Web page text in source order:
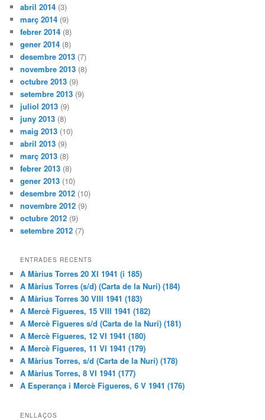
abril 2014 (3)
març 2014 (9)
febrer 2014 (8)
gener 2014 (8)
desembre 2013 (7)
novembre 2013 (8)
octubre 2013 (9)
setembre 2013 (9)
juliol 2013 (9)
juny 2013 (8)
maig 2013 (10)
abril 2013 (9)
març 2013 (8)
febrer 2013 (8)
gener 2013 (10)
desembre 2012 (10)
novembre 2012 (9)
octubre 2012 (9)
setembre 2012 (7)
ENTRADES RECENTS
A Màrius Torres 20 XI 1941 (i 185)
A Màrius Torres (s/d) (Carta de la Nuri) (184)
A Màrius Torres 30 VIII 1941 (183)
A Mercè Figueres, 15 VIII 1941 (182)
A Mercè Figueres s/d (Carta de la Nuri) (181)
A Mercè Figueres, 12 VI 1941 (180)
A Mercè Figueres, 11 VI 1941 (179)
A Màrius Torres, s/d (Carta de la Nuri) (178)
A Màrius Torres, 8 VI 1941 (177)
A Esperança i Mercè Figueres, 6 V 1941 (176)
ENLLAÇOS